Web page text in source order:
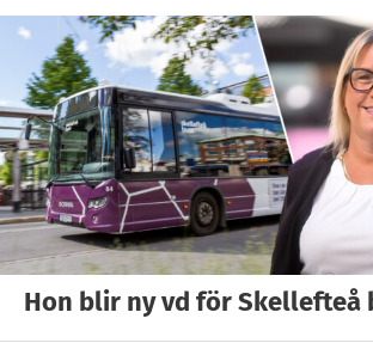
Hon blir ny vd för Skellefteå